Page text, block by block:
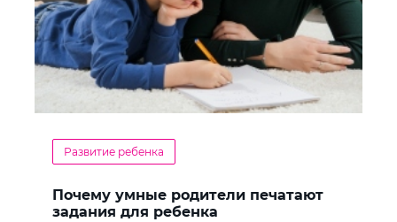
Развитие ребенка
Почему умные родители печатают
задания для ребенка